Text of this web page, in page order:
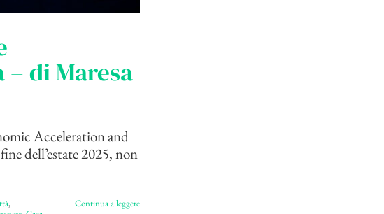
– di Maresa
Acceleration and
dell’estate 2025, non
,
Continua a leggere